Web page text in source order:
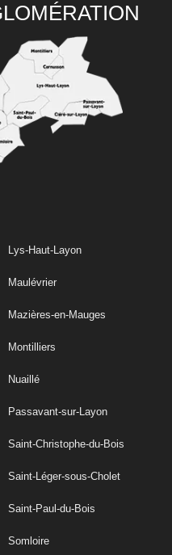
Lys-Haut-Layon
Maulévrier
Mazières-en-Mauges
Montilliers
Nuaillé
Passavant-sur-Layon
Saint-Christophe-du-Bois
Saint-Léger-sous-Cholet
Saint-Paul-du-Bois
Somloire